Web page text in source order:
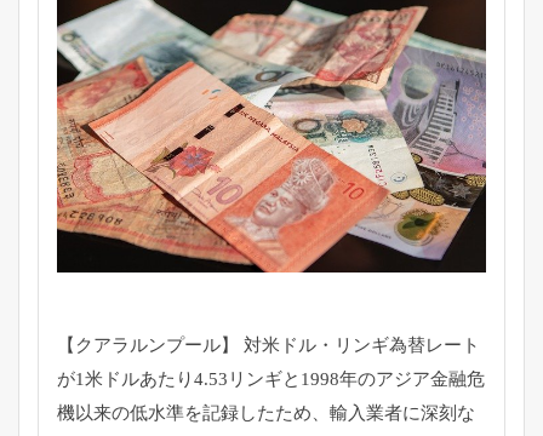
【クアラルンプール】 対米ドル・リンギ為替レート
が1米ドルあたり4.53リンギと1998年のアジア金融危
機以来の低水準を記録したため、輸入業者に深刻な